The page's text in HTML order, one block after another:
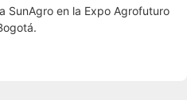
SunAgro en la Expo Agrofuturo